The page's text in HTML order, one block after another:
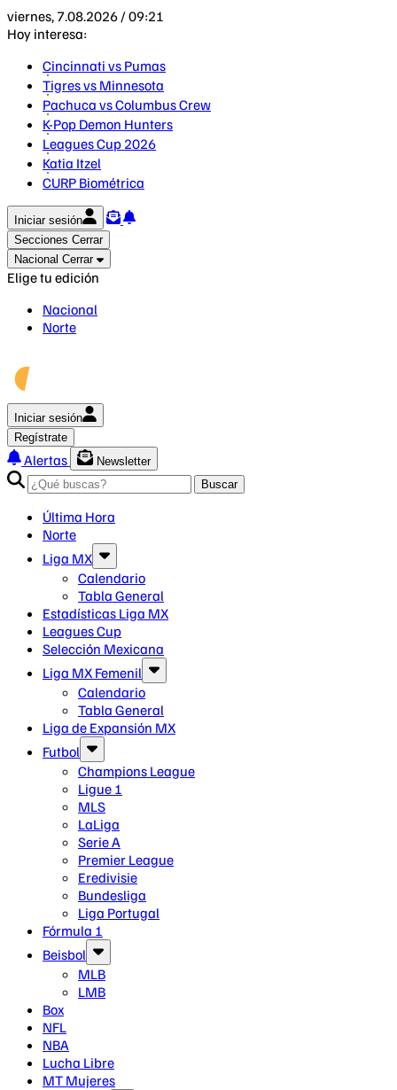
viernes, 7.08.2026 / 09:21
Hoy interesa:
Cincinnati vs Pumas
Tigres vs Minnesota
Pachuca vs Columbus Crew
K-Pop Demon Hunters
Leagues Cup 2026
Katia Itzel
CURP Biométrica
Iniciar sesión
Secciones Cerrar
Nacional Cerrar
Elige tu edición
Nacional
Norte
Iniciar sesión
Regístrate
Alertas
Newsletter
Buscar
Última Hora
Norte
Liga MX
Calendario
Tabla General
Estadísticas Liga MX
Leagues Cup
Selección Mexicana
Liga MX Femenil
Calendario
Tabla General
Liga de Expansión MX
Futbol
Champions League
Ligue 1
MLS
LaLiga
Serie A
Premier League
Eredivisie
Bundesliga
Liga Portugal
Fórmula 1
Beisbol
MLB
LMB
Box
NFL
NBA
Lucha Libre
MT Mujeres